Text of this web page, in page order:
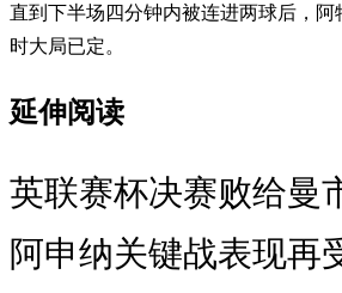
直到下半场四分钟内被连进两球后，
时大局已定。
延伸阅读
英联赛杯决赛败给曼
阿申纳关键战表现再